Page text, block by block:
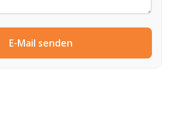
E-Mail senden